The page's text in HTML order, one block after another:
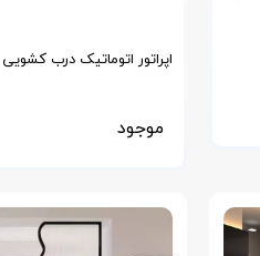
اپراتور اتوماتیک درب کشویی
موجود